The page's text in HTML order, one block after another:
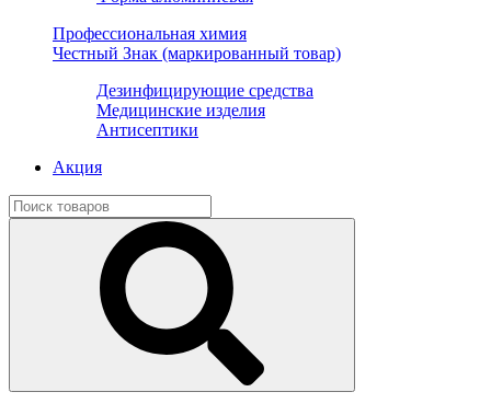
Профессиональная химия
Честный Знак (маркированный товар)
Дезинфицирующие средства
Медицинские изделия
Антисептики
Акция